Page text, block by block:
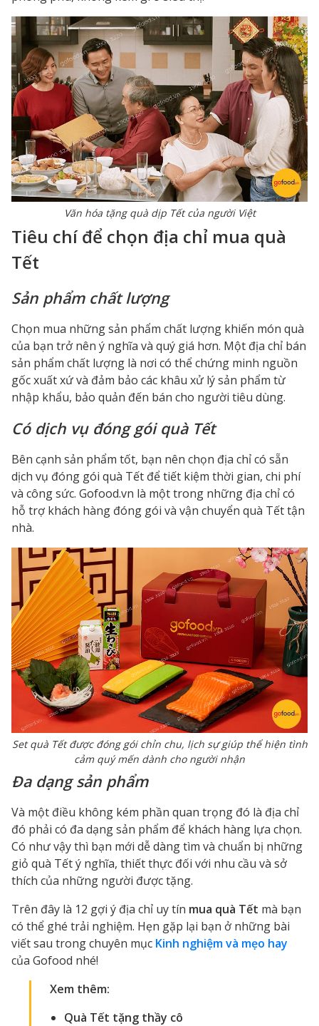
Văn hóa tặng quà dịp Tết của người Việt
Tiêu chí để chọn địa chỉ mua quà
Tết
Sản phẩm chất lượng
Chọn mua những sản phẩm chất lượng khiến món quà
của bạn trở nên ý nghĩa và quý giá hơn. Một địa chỉ bán
sản phẩm chất lượng là nơi có thể chứng minh nguồn
gốc xuất xứ và đảm bảo các khâu xử lý sản phẩm từ
nhập khẩu, bảo quản đến bán cho người tiêu dùng.
Có dịch vụ đóng gói quà Tết
Bên cạnh sản phẩm tốt, bạn nên chọn địa chỉ có sẵn
dịch vụ đóng gói quà Tết để tiết kiệm thời gian, chi phí
và công sức. Gofood.vn là một trong những địa chỉ có
hỗ trợ khách hàng đóng gói và vận chuyển quà Tết tận
nhà.
Set quà Tết được đóng gói chỉn chu, lịch sự giúp thể hiện tình
cảm quý mến dành cho người nhận
Đa dạng sản phẩm
Và một điều không kém phần quan trọng đó là địa chỉ
đó phải có đa dạng sản phẩm để khách hàng lựa chọn.
Có như vậy thì bạn mới dễ dàng tìm và chuẩn bị những
giỏ quà Tết ý nghĩa, thiết thực đối với nhu cầu và sở
thích của những người được tặng.
Trên đây là 12 gợi ý địa chỉ uy tín mua quà Tết mà bạn
có thể ghé trải nghiệm. Hẹn gặp lại bạn ở những bài
viết sau trong chuyên mục Kinh nghiệm và mẹo hay
của Gofood nhé!
Xem thêm:
Quà Tết tặng thầy cô